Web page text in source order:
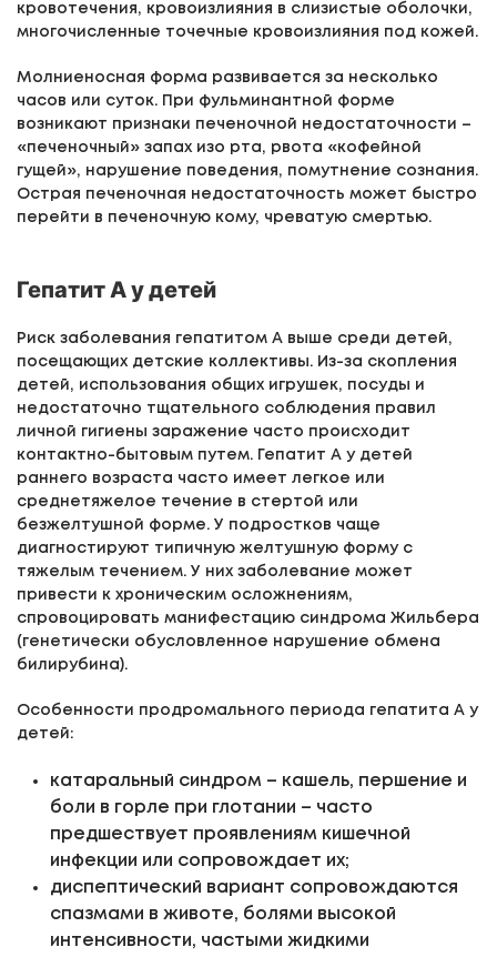
кровотечения, кровоизлияния в слизистые оболочки,
многочисленные точечные кровоизлияния под кожей.
Молниеносная форма развивается за несколько
часов или суток. При фульминантной форме
возникают признаки печеночной недостаточности –
«печеночный» запах изо рта, рвота «кофейной
гущей», нарушение поведения, помутнение сознания.
Острая печеночная недостаточность может быстро
перейти в печеночную кому, чреватую смертью.
Гепатит А у детей
Риск заболевания гепатитом А выше среди детей,
посещающих детские коллективы. Из-за скопления
детей, использования общих игрушек, посуды и
недостаточно тщательного соблюдения правил
личной гигиены заражение часто происходит
контактно-бытовым путем. Гепатит А у детей
раннего возраста часто имеет легкое или
среднетяжелое течение в стертой или
безжелтушной форме. У подростков чаще
диагностируют типичную желтушную форму с
тяжелым течением. У них заболевание может
привести к хроническим осложнениям,
спровоцировать манифестацию синдрома Жильбера
(генетически обусловленное нарушение обмена
билирубина).
Особенности продромального периода гепатита А у
детей:
катаральный синдром – кашель, першение и
боли в горле при глотании – часто
предшествует проявлениям кишечной
инфекции или сопровождает их;
диспептический вариант сопровождаются
спазмами в животе, болями высокой
интенсивности, частыми жидкими